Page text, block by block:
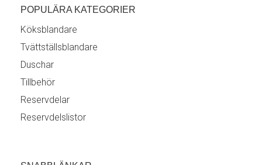
POPULÄRA KATEGORIER
Köksblandare
Tvättställsblandare
Duschar
Tillbehör
Reservdelar
Reservdelslistor